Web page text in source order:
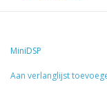
MiniDSP
Aan verlanglijst